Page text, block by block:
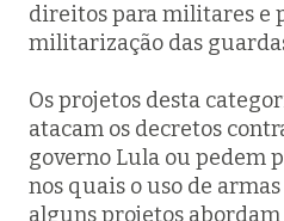
direitos para militares e
militarização das
Os projetos desta
atacam os decretos
governo Lula ou pedem
nos quais o uso de
alguns projetos